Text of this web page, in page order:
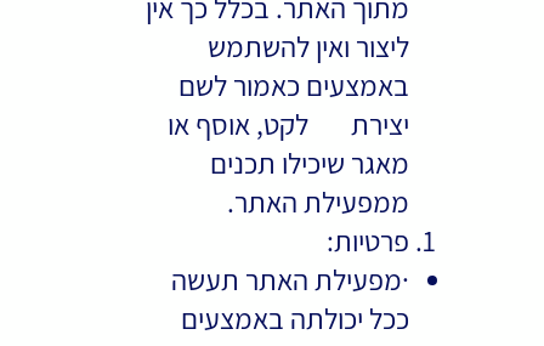
מתוך האתר. בכלל כך אין
ליצור ואין להשתמש
באמצעים כאמור לשם
יצירת לקט, אוסף או
מאגר שיכילו תכנים
ממפעילת האתר.
פרטיות:
·מפעילת האתר תעשה
ככל יכולתה באמצעים